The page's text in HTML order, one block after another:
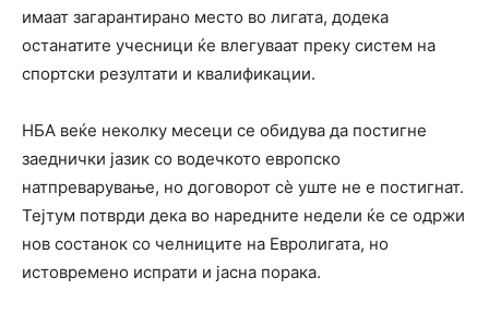
имаат загарантирано место во лигата, додека
останатите учесници ќе влегуваат преку систем на
спортски резултати и квалификации.
НБА веќе неколку месеци се обидува да постигне
заеднички јазик со водечкото европско
натпреварување, но договорот сè уште не е постигнат.
Тејтум потврди дека во наредните недели ќе се одржи
нов состанок со челниците на Евролигата, но
истовремено испрати и јасна порака.